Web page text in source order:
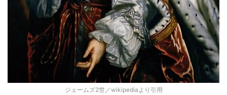
ジェームズ2世／wikipediaより引用